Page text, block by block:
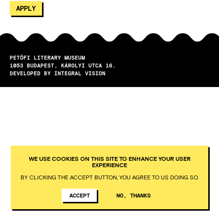
PETŐFI LITERARY MUSEUM
1053
BUDAPEST
KÁROLYI UTCA 16.
DEVELOPED BY INTEGRAL VISION
WE USE COOKIES ON THIS SITE TO ENHANCE YOUR USER
EXPERIENCE
BY CLICKING THE ACCEPT BUTTON, YOU AGREE TO US DOING SO.
ACCEPT NO, THANKS